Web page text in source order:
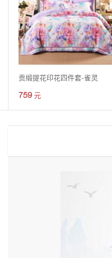
贡缎提花印花四件套-雀灵
759 元